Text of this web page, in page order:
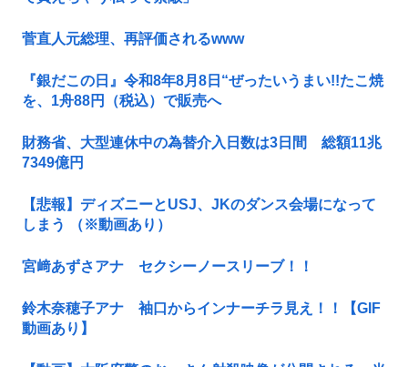
菅直人元総理、再評価されるwww
『銀だこの日』令和8年8月8日“ぜったいうまい!!たこ焼
を、1舟88円（税込）で販売へ
財務省、大型連休中の為替介入日数は3日間 総額11兆
7349億円
【悲報】ディズニーとUSJ、JKのダンス会場になって
しまう （※動画あり）
宮﨑あずさアナ セクシーノースリーブ！！
鈴木奈穂子アナ 袖口からインナーチラ見え！！【GIF
動画あり】